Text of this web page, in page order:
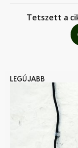
Tetszett a
LEGÚJABB